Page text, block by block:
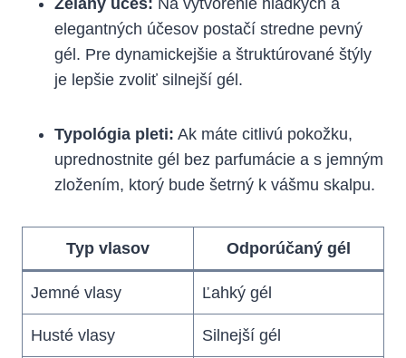
elegantných účesov postačí stredne pevný
gél. Pre dynamickejšie a štruktúrované štýly
je lepšie zvoliť silnejší gél.
Typológia pleti: Ak máte citlivú pokožku,
uprednostnite gél bez parfumácie a s jemným
zložením, ktorý bude šetrný k vášmu skalpu.
Typ vlasov Odporúčaný gél
Jemné vlasy Ľahký gél
Husté vlasy Silnejší gél